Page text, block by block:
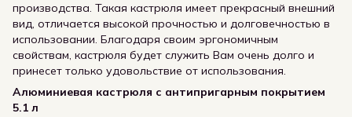
производства. Такая кастрюля имеет прекрасный внешний
вид, отличается высокой прочностью и долговечностью в
использовании. Благодаря своим эргономичным
свойствам, кастрюля будет служить Вам очень долго и
принесет только удовольствие от использования.
Алюминиевая кастрюля с антипригарным покрытием
5.1 л